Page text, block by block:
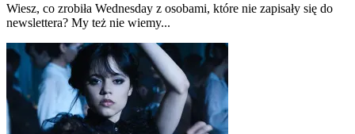
Wiesz, co zrobiła Wednesday z osobami, które nie zapisały się do
newslettera? My też nie wiemy...